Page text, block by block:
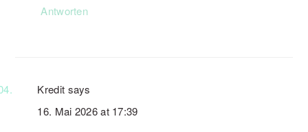
Antworten
Kredit says
16. Mai 2026 at 17:39